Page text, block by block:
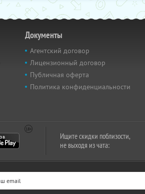
Документы
Агентский договор
Лицензионный договор
Публичная оферта
Политика конфиденциальности
Ищите скидки поблизости,
не выходя из чата: